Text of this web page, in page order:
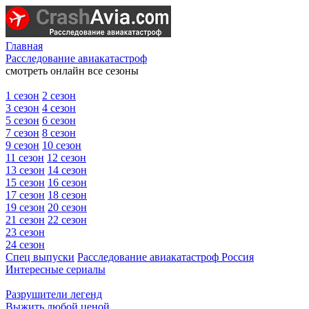
Главная
Расследование авиакатастроф
смотреть онлайн все сезоны
1 сезон 2 сезон
3 сезон 4 сезон
5 сезон 6 сезон
7 сезон 8 сезон
9 сезон 10 сезон
11 сезон 12 сезон
13 сезон 14 сезон
15 сезон 16 сезон
17 сезон 18 сезон
19 сезон 20 сезон
21 сезон 22 сезон
23 сезон
24 сезон
Спец выпуски Расследование авиакатастроф Россия
Интересные сериалы
Разрушители легенд
Выжить любой ценой